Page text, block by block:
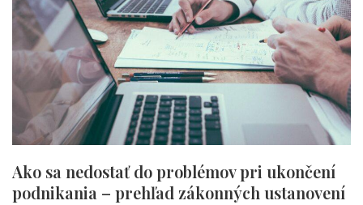
Ako sa nedostať do problémov pri ukončení
podnikania – prehľad zákonných ustanovení